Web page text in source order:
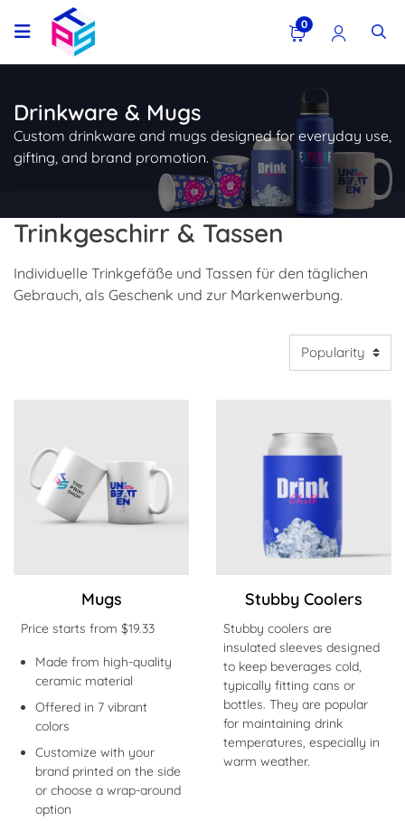
0
Drinkware & Mugs
Custom drinkware and mugs designed for everyday use,
gifting, and brand promotion.
Trinkgeschirr & Tassen
Individuelle Trinkgefäße und Tassen für den täglichen
Gebrauch, als Geschenk und zur Markenwerbung.
Mugs
Price starts from $19.33
Made from high-quality
ceramic material
Offered in 7 vibrant
colors
Customize with your
brand printed on the side
or choose a wrap-around
option
Stubby Coolers
Stubby coolers are
insulated sleeves designed
to keep beverages cold,
typically fitting cans or
bottles. They are popular
for maintaining drink
temperatures, especially in
warm weather.